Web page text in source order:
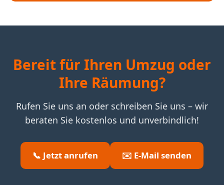
Bereit für Ihren Umzug oder
Ihre Räumung?
Rufen Sie uns an oder schreiben Sie uns – wir
beraten Sie kostenlos und unverbindlich!
📞 Jetzt anrufen ✉️ E-Mail senden